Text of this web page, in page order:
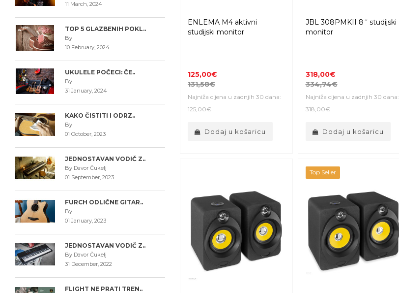
11 March, 2024
TOP 5 GLAZBENIH POKL..
By
10 February, 2024
UKULELE POČECI: ČE..
By
31 January, 2024
KAKO ČISTITI I ODRZ..
By
01 October, 2023
JEDNOSTAVAN VODIČ Z..
By Davor Čukelj
01 September, 2023
FURCH ODLIČNE GITAR..
By
01 January, 2023
JEDNOSTAVAN VODIČ Z..
By Davor Čukelj
31 December, 2022
FLIGHT NE PRATI TREN..
ENLEMA M4 aktivni
studijski monitor
125,00€
131,58€
Najniža cijena u zadnjih 30 dana:
125,00€
Dodaj u košaricu
JBL 308PMKII 8˝ studijski
monitor
318,00€
334,74€
Najniža cijena u zadnjih 30 dana:
318,00€
Dodaj u košaricu
Top Seller